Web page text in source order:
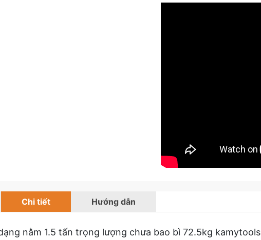
Chi tiết Hướng dẫn
nằm 1.5 tấn trọng lượng chưa bao bì 72.5kg kamytools